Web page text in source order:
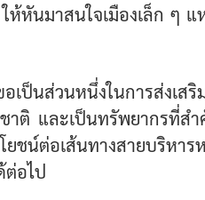
ห้หันมาสนใจเมืองเล็ก
นส่วนหนึ่งในการส่งเส
าติ และเป็นทรัพยากรที่
ชน์ต่อเส้นทางสายบริห
ต่อไป